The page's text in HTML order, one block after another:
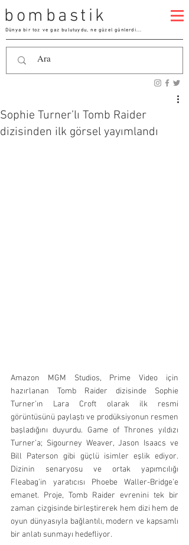
bombastik
Dünya bir toz ve gaz bulutuydu, ne güzel günlerdi...
Sophie Turner’lı Tomb Raider
dizisinden ilk görsel yayımlandı
Amazon MGM Studios, Prime Video için
hazırlanan Tomb Raider dizisinde Sophie
Turner’ın Lara Croft olarak ilk resmi
görüntüsünü paylaştı ve prodüksiyonun resmen
başladığını duyurdu. Game of Thrones yıldızı
Turner’a; Sigourney Weaver, Jason Isaacs ve
Bill Paterson gibi güçlü isimler eşlik ediyor.
Dizinin senaryosu ve ortak yapımcılığı
Fleabag’in yaratıcısı Phoebe Waller-Bridge’e
emanet. Proje, Tomb Raider evrenini tek bir
zaman çizgisinde birleştirerek hem dizi hem de
oyun dünyasıyla bağlantılı, modern ve kapsamlı
bir anlatı sunmayı hedefliyor.